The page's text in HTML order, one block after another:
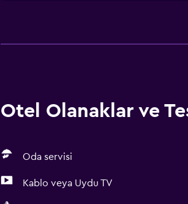
Otel Olanaklar ve
Oda servisi
Kablo veya Uydu TV